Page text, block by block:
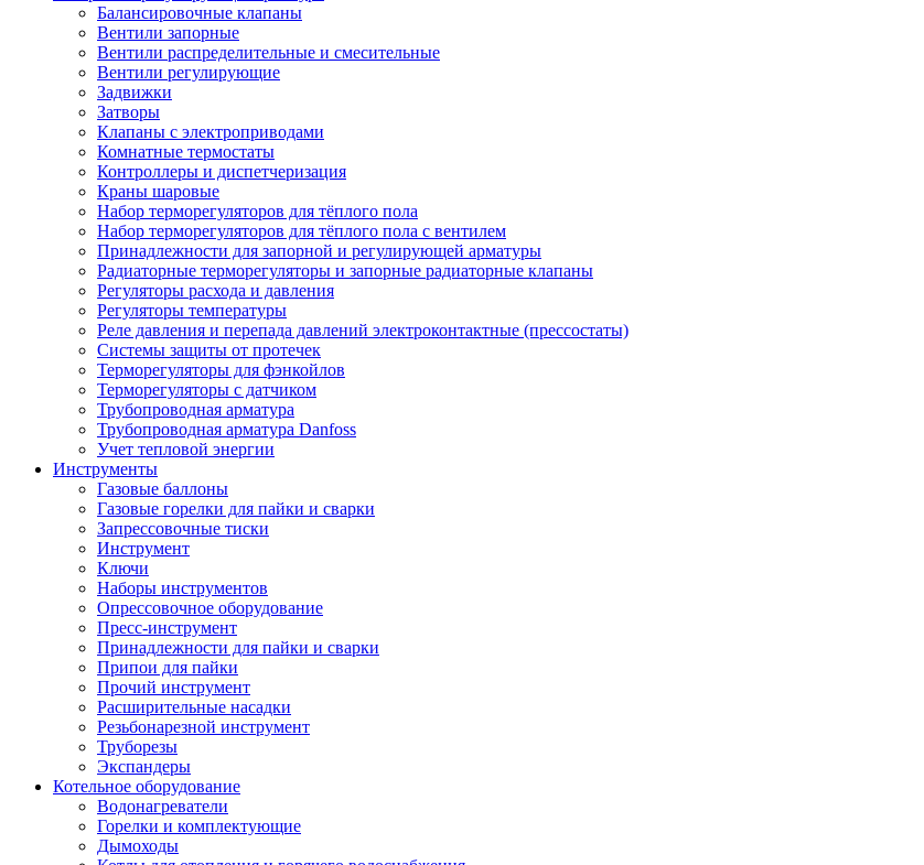
Балансировочные клапаны
Вентили запорные
Вентили распределительные и смесительные
Вентили регулирующие
Задвижки
Затворы
Клапаны с электроприводами
Комнатные термостаты
Контроллеры и диспетчеризация
Краны шаровые
Набор терморегуляторов для тёплого пола
Набор терморегуляторов для тёплого пола с вентилем
Принадлежности для запорной и регулирующей арматуры
Радиаторные терморегуляторы и запорные радиаторные клапаны
Регуляторы расхода и давления
Регуляторы температуры
Реле давления и перепада давлений электроконтактные (прессостаты)
Системы защиты от протечек
Терморегуляторы для фэнкойлов
Терморегуляторы с датчиком
Трубопроводная арматура
Трубопроводная арматура Danfoss
Учет тепловой энергии
Инструменты
Газовые баллоны
Газовые горелки для пайки и сварки
Запрессовочные тиски
Инструмент
Ключи
Наборы инструментов
Опрессовочное оборудование
Пресс-инструмент
Принадлежности для пайки и сварки
Припои для пайки
Прочий инструмент
Расширительные насадки
Резьбонарезной инструмент
Труборезы
Экспандеры
Котельное оборудование
Водонагреватели
Горелки и комплектующие
Дымоходы